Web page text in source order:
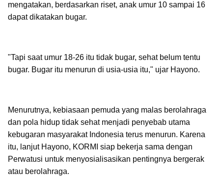
mengatakan, berdasarkan riset, anak umur 10 sampai 16
dapat dikatakan bugar.
"Tapi saat umur 18-26 itu tidak bugar, sehat belum tentu
bugar. Bugar itu menurun di usia-usia itu," ujar Hayono.
Menurutnya, kebiasaan pemuda yang malas berolahraga
dan pola hidup tidak sehat menjadi penyebab utama
kebugaran masyarakat Indonesia terus menurun. Karena
itu, lanjut Hayono, KORMI siap bekerja sama dengan
Perwatusi untuk menyosialisasikan pentingnya bergerak
atau berolahraga.